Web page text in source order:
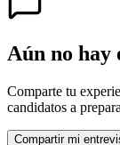
Aún no hay
Comparte tu
candidatos a
Compartir mi